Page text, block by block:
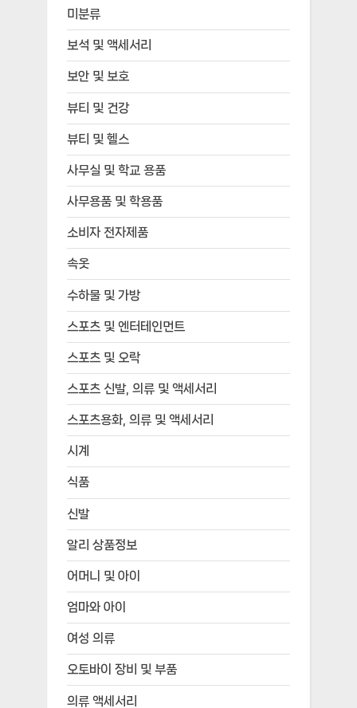
미분류
보석 및 액세서리
보안 및 보호
뷰티 및 건강
뷰티 및 헬스
사무실 및 학교 용품
사무용품 및 학용품
소비자 전자제품
속옷
수하물 및 가방
스포츠 및 엔터테인먼트
스포츠 및 오락
스포츠 신발, 의류 및 액세서리
스포츠용화, 의류 및 액세서리
시계
식품
신발
알리 상품정보
어머니 및 아이
엄마와 아이
여성 의류
오토바이 장비 및 부품
의류 액세서리